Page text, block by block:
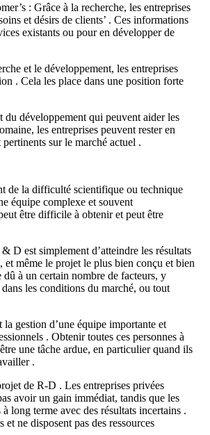
: Grâce à la recherche, les entreprises
et désirs de clients’ . Ces informations
existants ou pour en développer de
et le développement, les entreprises
. Cela les place dans une position forte
du développement qui peuvent aider les
les entreprises peuvent rester en
sur le marché actuel .
de la difficulté scientifique ou technique
équipe complexe et souvent
être difficile à obtenir et peut être
D est simplement d’atteindre les résultats
et même le projet le plus bien conçu et bien
à un certain nombre de facteurs, y
les conditions du marché, ou tout
gestion d’une équipe importante et
. Obtenir toutes ces personnes à
une tâche ardue, en particulier quand ils
.
de R-D . Les entreprises privées
avoir un gain immédiat, tandis que les
long terme avec des résultats incertains .
ne disposent pas des ressources